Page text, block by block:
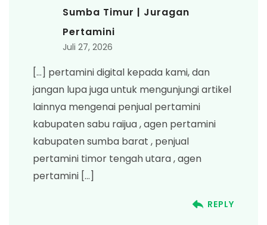
Sumba Timur | Juragan
Pertamini
Juli 27, 2026
[…] pertamini digital kepada kami, dan
jangan lupa juga untuk mengunjungi artikel
lainnya mengenai penjual pertamini
kabupaten sabu raijua , agen pertamini
kabupaten sumba barat , penjual
pertamini timor tengah utara , agen
pertamini […]
REPLY